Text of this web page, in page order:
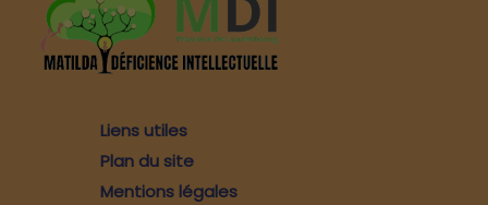
Liens utiles
Plan du site
Mentions légales